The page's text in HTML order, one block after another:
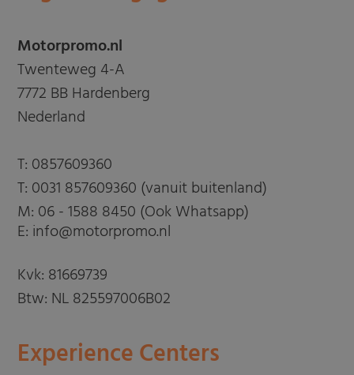
Motorpromo.nl
Twenteweg 4-A
7772 BB Hardenberg
Nederland
T: 0857609360
T: 0031 857609360 (vanuit buitenland)
M: 06 - 1588 8450 (Ook Whatsapp)
E: info@motorpromo.nl
Kvk: 81669739
Btw: NL 825597006B02
Experience Centers